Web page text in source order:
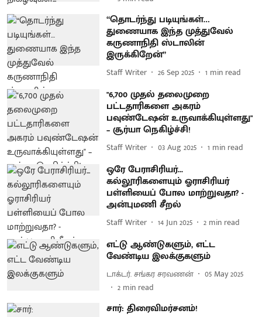
“தொடர்ந்து படியுங்கள்…
துணையாக இந்த முத்துவேல்
கருணாநிதி ஸ்டாலின்
இருக்கிறேன்”
Staff Writer 26 Sep 2025 1 min read
"6,700 முதல் தலைமுறை
பட்டதாரிகளை அகரம்
பவுண்டேஷன் உருவாக்கியுள்ளது"
– சூர்யா நெகிழ்ச்சி!
Staff Writer 03 Aug 2025 1 min read
ஒரே பேராசிரியர்...
கல்லூரிகளையும் ஓராசிரியர்
பள்ளியைப் போல மாற்றுவதா? -
அன்புமணி சீறல்
Staff Writer 14 Jun 2025 2 min read
எட்டு ஆண்டுகளும், எட்ட
வேண்டிய இலக்குகளும்
டாக்டர். சங்கர சரவணன்
05 May 2025
2 min read
சார்: திரைவிமர்சனம்!